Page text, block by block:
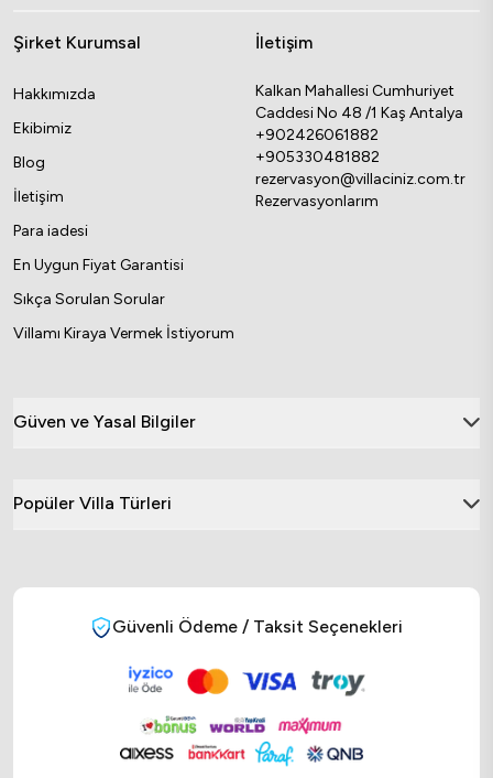
Şirket Kurumsal
Hakkımızda
Ekibimiz
Blog
İletişim
Para iadesi
En Uygun Fiyat Garantisi
Sıkça Sorulan Sorular
Villamı Kiraya Vermek İstiyorum
İletişim
Kalkan Mahallesi Cumhuriyet
Caddesi No 48 /1 Kaş Antalya
+902426061882
+905330481882
rezervasyon@villaciniz.com.tr
Rezervasyonlarım
Güven ve Yasal Bilgiler
Popüler Villa Türleri
Güvenli Ödeme / Taksit Seçenekleri